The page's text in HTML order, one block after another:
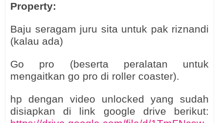
Property:
Baju seragam juru sita untuk pak riznandi
(kalau ada)
Go pro (beserta peralatan untuk
mengaitkan go pro di roller coaster).
hp dengan video unlocked yang sudah
disiapkan di link google drive berikut: